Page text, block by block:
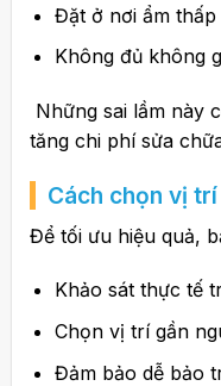
Đặt ở nơi ẩm thấp
Không đủ không
Những sai lầm này
tăng chi phí sửa
Cách chọn vị
Để tối ưu hiệu quả,
Khảo sát thực tế
Chọn vị trí gần
Đảm bảo dễ bảo